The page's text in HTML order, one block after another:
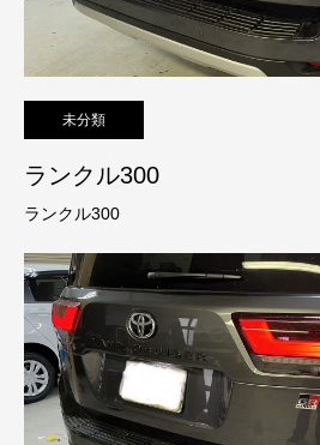
未分類
ランクル300
ランクル300